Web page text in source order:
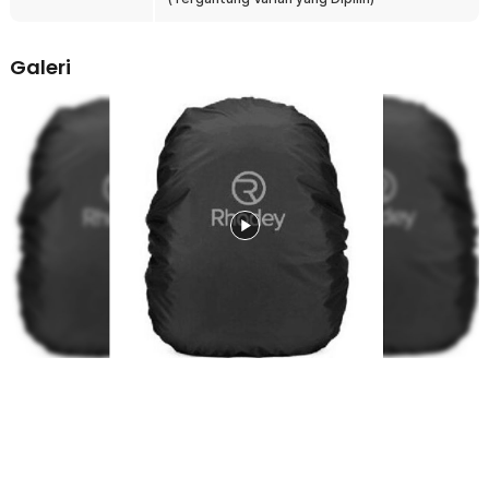
memastikan cover tetap terpasang meskipun Anda bergerak aktif
cover terlepas saat terkena angin dapat diminimalkan.
Satu Produk untuk Semua
Hadir sebagai produk universal, rain cover ini dapat digunakan
untuk semua model dan ukuran tas ransel dengan volume beragam.
Kini Anda tak perlu membeli beberapa produk terpisah. Anda cukup
memilih ukuran sesuai kapasitas tas agar perlindungan lebih
Simpan dan Bawa Kapan Saja
Rain cover ini memiliki bobot ringan sehingga tidak menambah
beban saat dibawa. Desainnya fleksibel dan mudah dilipat menjadi
ukuran compact saat tidak digunakan. Sangat praktis untuk
disimpan di dalam tas sebagai perlengkapan darurat musim hujan.
Galeri